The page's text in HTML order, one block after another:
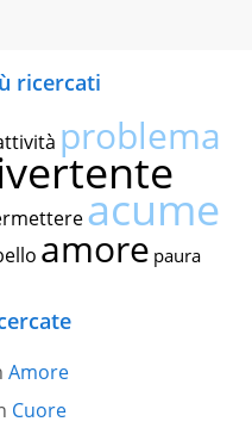
ricercati
problema
acume
amore paura
Amore
Cuore